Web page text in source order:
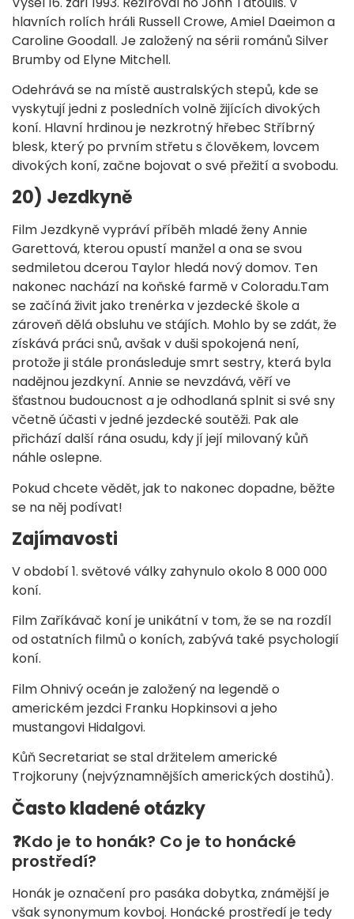
hlavních rolích hráli Russell Crowe, Amiel Daeimon a
Caroline Goodall. Je založený na sérii románů Silver
Brumby od Elyne Mitchell.
Odehrává se na místě australských stepů, kde se
vyskytují jedni z posledních volně žijících divokých
koní. Hlavní hrdinou je nezkrotný hřebec Stříbrný
blesk, který po prvním střetu s člověkem, lovcem
divokých koní, začne bojovat o své přežití a svobodu.
20) Jezdkyně
Film Jezdkyně vypráví příběh mladé ženy Annie
Garettová, kterou opustí manžel a ona se svou
sedmiletou dcerou Taylor hledá nový domov. Ten
nakonec nachází na koňské farmě v Coloradu.Tam
se začíná živit jako trenérka v jezdecké škole a
zároveň dělá obsluhu ve stájích. Mohlo by se zdát, že
získává práci snů, avšak v duši spokojená není,
protože ji stále pronásleduje smrt sestry, která byla
nadějnou jezdkyní. Annie se nevzdává, věří ve
šťastnou budoucnost a je odhodlaná splnit si své sny
včetně účasti v jedné jezdecké soutěži. Pak ale
přichází další rána osudu, kdy jí její milovaný kůň
náhle oslepne.
Pokud chcete vědět, jak to nakonec dopadne, běžte
se na něj podívat!
Zajímavosti
V období 1. světové války zahynulo okolo 8 000 000
koní.
Film Zaříkávač koní je unikátní v tom, že se na rozdíl
od ostatních filmů o koních, zabývá také psychologií
koní.
Film Ohnivý oceán je založený na legendě o
americkém jezdci Franku Hopkinsovi a jeho
mustangovi Hidalgovi.
Kůň Secretariat se stal držitelem americké
Trojkoruny (nejvýznamnějších amerických dostihů).
Často kladené otázky
❓Kdo je to honák? Co je to honácké
prostředí?
Honák je označení pro pasáka dobytka, známější je
však synonymum kovboj. Honácké prostředí je tedy